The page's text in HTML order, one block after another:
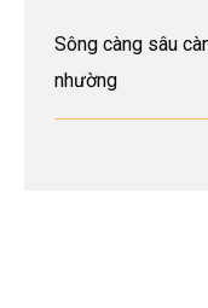
Sông càng sâu
nhường